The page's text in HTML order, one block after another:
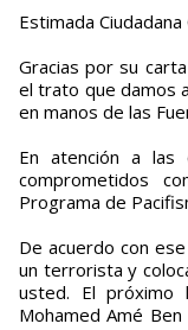
Estimada
Gracias por su
el trato que damos
en manos de las
En atención a las
comprometidos
Programa de
De acuerdo con
un terrorista y
usted. El próximo
Mohamed Amé